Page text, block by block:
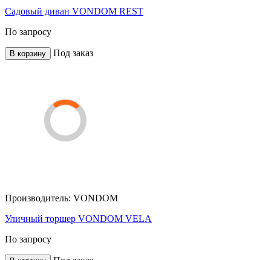
Садовый диван VONDOM REST
По запросу
В корзину Под заказ
Производитель: VONDOM
Уличный торшер VONDOM VELA
По запросу